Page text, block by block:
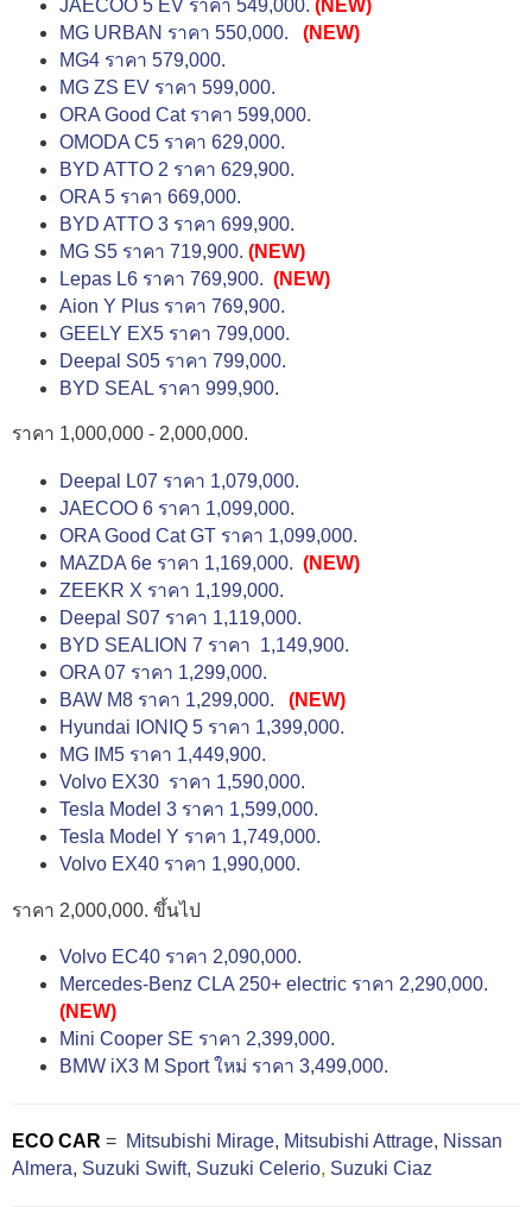
JAECOO 5 EV ราคา 549,000. (NEW)
MG URBAN ราคา 550,000.
(NEW)
MG4 ราคา 579,000.
MG ZS EV ราคา 599,000.
ORA Good Cat ราคา 599,000.
OMODA C5 ราคา 629,000.
BYD ATTO 2 ราคา 629,900.
ORA 5 ราคา 669,000.
BYD ATTO 3 ราคา 699,900.
MG S5 ราคา 719,900. (NEW)
Lepas L6 ราคา 769,900. (NEW)
Aion Y Plus ราคา 769,900.
GEELY EX5 ราคา 799,000.
Deepal S05 ราคา 799,000.
BYD SEAL ราคา 999,900.
ราคา 1,000,000 - 2,000,000.
Deepal L07 ราคา 1,079,000.
JAECOO 6 ราคา 1,099,000.
ORA Good Cat GT ราคา 1,099,000.
MAZDA 6e ราคา 1,169,000. (NEW)
ZEEKR X ราคา 1,199,000.
Deepal S07 ราคา 1,119,000.
BYD SEALION 7 ราคา 1,149,900.
ORA 07 ราคา 1,299,000.
BAW M8 ราคา 1,299,000.
(NEW)
Hyundai IONIQ 5 ราคา 1,399,000.
MG IM5 ราคา 1,449,900.
Volvo EX30 ราคา 1,590,000.
Tesla Model 3 ราคา 1,599,000.
Tesla Model Y ราคา 1,749,000.
Volvo EX40 ราคา 1,990,000.
ราคา 2,000,000. ขึ้นไป
Volvo EC40 ราคา 2,090,000.
Mercedes-Benz CLA 250+ electric ราคา 2,290,000.
(NEW)
Mini Cooper SE ราคา 2,399,000.
BMW iX3 M Sport ใหม่ ราคา 3,499,000.
ECO CAR = Mitsubishi Mirage, Mitsubishi Attrage, Nissan
Almera, Suzuki Swift, Suzuki Celerio, Suzuki Ciaz